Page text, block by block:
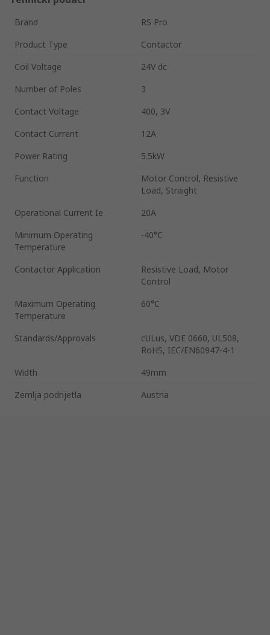
Brand
RS Pro
Product Type
Contactor
Coil Voltage
24V dc
Number of Poles
3
Contact Voltage
400, 3V
Contact Current
12A
Power Rating
5.5kW
Function
Motor Control, Resistive
Load, Straight
Operational Current Ie
20A
Minimum Operating
Temperature
-40°C
Contactor Application
Resistive Load, Motor
Control
Maximum Operating
Temperature
60°C
Standards/Approvals
cULus, VDE 0660, UL508,
RoHS, IEC/EN60947-4-1
Width
49mm
Zemlja podrijetla
Austria